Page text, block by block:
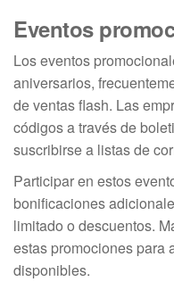
Eventos
Los eventos
aniversarios,
de ventas flash. Las
códigos a través de
suscribirse a listas de
Participar en estos
bonificaciones
limitado o descuentos.
estas promociones para
disponibles.